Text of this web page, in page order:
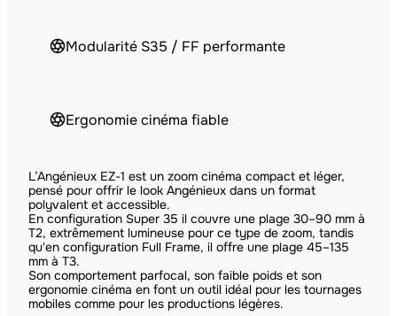
Modularité S35 / FF performante
Ergonomie cinéma fiable
L’Angénieux EZ-1 est un zoom cinéma compact et léger,
pensé pour offrir le look Angénieux dans un format
polyvalent et accessible.
En configuration Super 35 il couvre une plage 30–90 mm à
T2, extrêmement lumineuse pour ce type de zoom, tandis
qu'en configuration Full Frame, il offre une plage 45–135
mm à T3.
Son comportement parfocal, son faible poids et son
ergonomie cinéma en font un outil idéal pour les tournages
mobiles comme pour les productions légères.